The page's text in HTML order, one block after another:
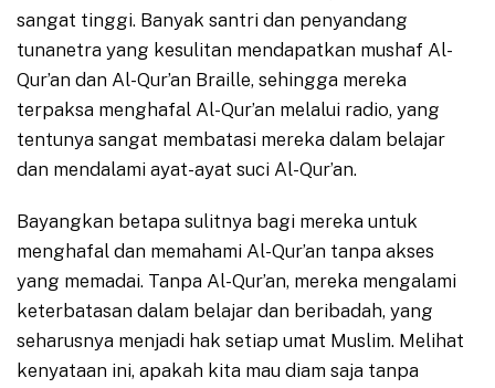
sangat tinggi. Banyak santri dan penyandang
tunanetra yang kesulitan mendapatkan mushaf Al-
Qur’an dan Al-Qur’an Braille, sehingga mereka
terpaksa menghafal Al-Qur’an melalui radio, yang
tentunya sangat membatasi mereka dalam belajar
dan mendalami ayat-ayat suci Al-Qur’an.
Bayangkan betapa sulitnya bagi mereka untuk
menghafal dan memahami Al-Qur’an tanpa akses
yang memadai. Tanpa Al-Qur’an, mereka mengalami
keterbatasan dalam belajar dan beribadah, yang
seharusnya menjadi hak setiap umat Muslim. Melihat
kenyataan ini, apakah kita mau diam saja tanpa